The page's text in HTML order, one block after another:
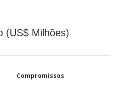
(US$ Milhões)
Compromissos